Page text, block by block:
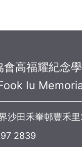
會高福耀紀念
Iu
沙田禾輋邨豐禾
2839